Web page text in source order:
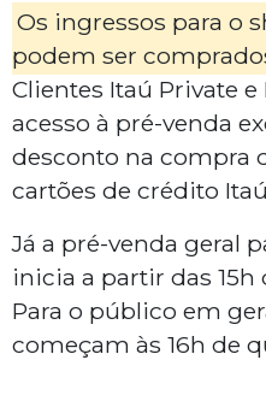
Os ingressos para o
podem ser
Clientes Itaú Private
acesso à pré-venda
desconto na compra
cartões de crédito
Já a pré-venda geral
inicia a partir das 15h
Para o público em
começam às 16h de